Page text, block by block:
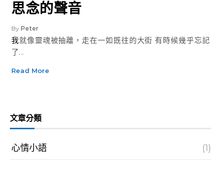
思念的聲音
By Peter
我就像靈魂被抽離，走在一如既往的大街 有時候幾乎忘記
了...
Read More
文章分類
心情小語 (1)